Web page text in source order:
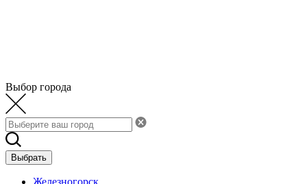
Выбор города
Выбрать
Железногорск